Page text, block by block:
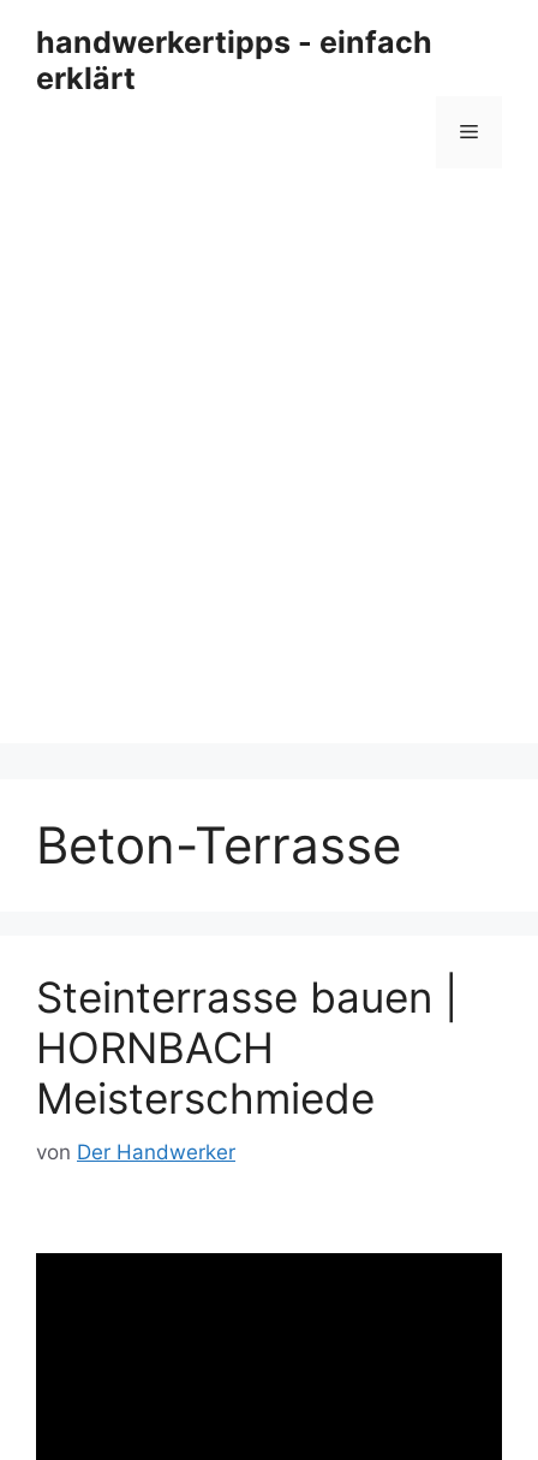
Inhalt
springen
handwerkertipps - einfach
erklärt
Menü
Beton-Terrasse
Steinterrasse bauen |
HORNBACH
Meisterschmiede
von Der Handwerker